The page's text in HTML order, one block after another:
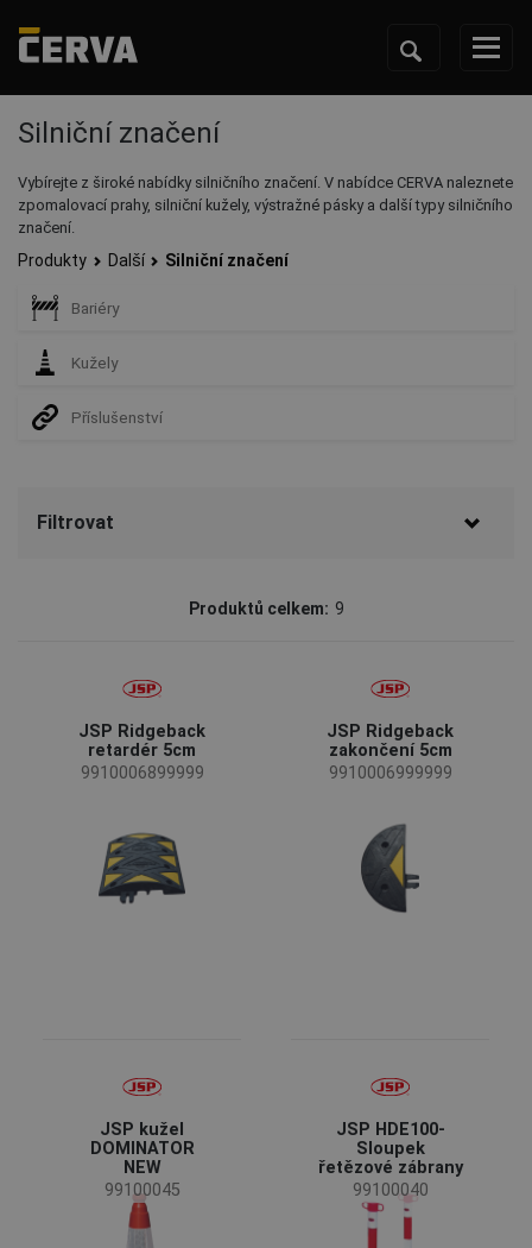
Silniční značení
Vybírejte z široké nabídky silničního značení. V nabídce CERVA naleznete
zpomalovací prahy, silniční kužely, výstražné pásky a další typy silničního
značení.
Produkty Další Silniční značení
Bariéry
Kužely
Příslušenství
Filtrovat
Dostupnost
přeprava a skladování
Produktů celkem: 9
JSP Ridgeback
retardér 5cm
9910006899999
JSP Ridgeback
zakončení 5cm
9910006999999
JSP kužel
DOMINATOR
NEW
99100045
JSP HDE100-
Sloupek
řetězové zábrany
99100040